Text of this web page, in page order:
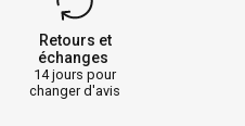
Retours et
échanges
14 jours pour
changer d'avis